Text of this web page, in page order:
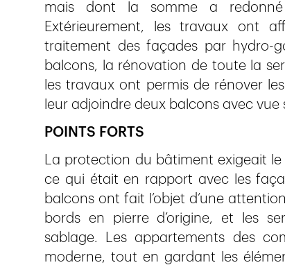
mais dont la somme a
Extérieurement, les travaux ont
traitement des façades par hydro-
balcons, la rénovation de toute la
les travaux ont permis de rénover
leur adjoindre deux balcons avec vue
POINTS FORTS
La protection du bâtiment exigeait
ce qui était en rapport avec les
balcons ont fait l’objet d’une
bords en pierre d’origine, et les
sablage. Les appartements des
moderne, tout en gardant les